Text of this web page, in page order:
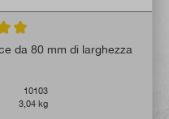
media di 5 su 5 stelle
da 80 mm di larghezza
10103
3,04 kg